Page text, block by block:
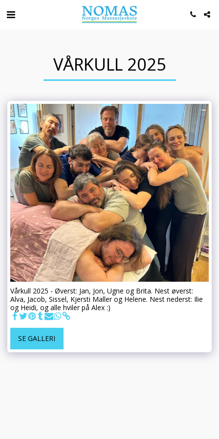
VÅRKULL 2025
Vårkull 2025 - Øverst: Jan, Jon, Ugne og Brita. Nest øverst:
Alva, Jacob, Sissel, Kjersti Maller og Helene. Nest nederst: Ilie
og Heidi, og alle hviler på Alex :)
SE GALLERI